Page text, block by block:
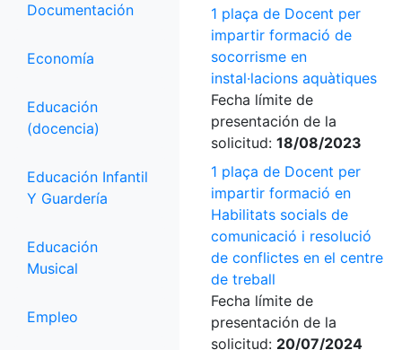
Documentación
Economía
Educación
(docencia)
Educación Infantil
Y Guardería
Educación
Musical
Empleo
1 plaça de Docent per
impartir formació de
socorrisme en
instal·lacions aquàtiques
Fecha límite de
presentación de la
solicitud: 18/08/2023
1 plaça de Docent per
impartir formació en
Habilitats socials de
comunicació i resolució
de conflictes en el centre
de treball
Fecha límite de
presentación de la
solicitud: 20/07/2024